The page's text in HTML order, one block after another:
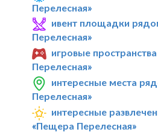
Перелесная»
ивент площадки
Перелесная»
игровые
Перелесная»
интересные места
Перелесная»
интересные
«Пещера Перелесная»